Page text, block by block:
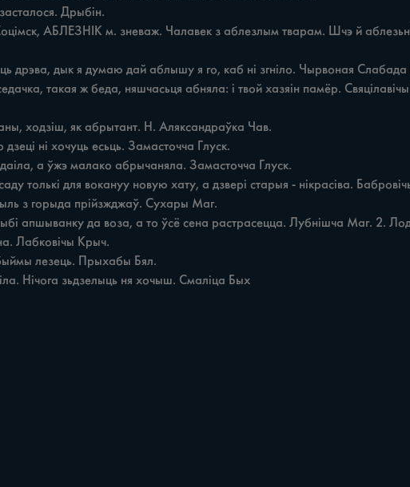
Лабковічы Крыч.
Нічога зьдзелыць ня хочыш. Смаліца Бых